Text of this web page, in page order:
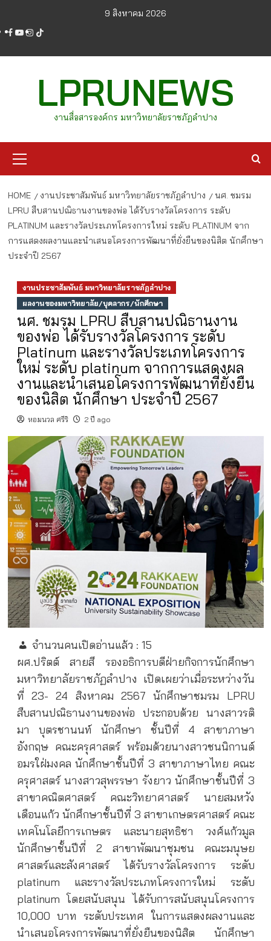
content
9 สิงหาคม 2026
facebook
youtube
instagram
tiktok
LPRUNEWS
งานสื่อสารองค์กร มหาวิทยาลัยราชภัฏลำปาง
Menu
HOME งานประชาสัมพันธ์ มหาวิทยาลัยราชภัฏลำปาง
นศ. ชมรม
LPRU สืบสานปณิธานงานของพ่อ ได้รับรางวัลโครงการ ระดับ
PLATINUM และรางวัลประเภทโครงการใหม่ ระดับ PLATINUM จาก
การแสดงผลงานและนำเสนอโครงการพัฒนาที่ยั่งยืนของนิสิต นักศึกษา
ประจำปี 2567
งานประชาสัมพันธ์ มหาวิทยาลัยราชภัฏลำปาง
ผลงานของมหาวิทยาลัย/บุคลากร/นักศึกษา
นศ. ชมรม LPRU สืบสานปณิธานงาน
ของพ่อ ได้รับรางวัลโครงการ ระดับ
Platinum และรางวัลประเภทโครงการ
ใหม่ ระดับ platinum จากการแสดงผล
งานและนำเสนอโครงการพัฒนาที่ยั่งยืน
ของนิสิต นักศึกษา ประจำปี 2567
หอมนวล ศรีริ 2 ปี ago
จำนวนคนเปิดอ่านแล้ว : 15
ผศ.ปริตต์ สายสี รองอธิการบดีฝ่ายกิจการนักศึกษา
มหาวิทยาลัยราชภัฏลำปาง เปิดเผยว่าเมื่อระหว่างวัน
ที่ 23- 24 สิงหาคม 2567 นักศึกษาชมรม LPRU
สืบสานปณิธานงานของพ่อ ประกอบด้วย นางสาวรติ
มา บุตรชานนท์ นักศึกษา ชั้นปีที่ 4 สาขาภาษา
อังกฤษ คณะครุศาสตร์ พร้อมด้วยนางสาวชนนิกานต์
อมรใฝ่มงคล นักศึกษาชั้นปีที่ 3 สาขาภาษาไทย คณะ
ครุศาสตร์ นางสาวสุพรรษา รังยาว นักศึกษาชั้นปีที่ 3
สาขาคณิตศาสตร์ คณะวิทยาศาสตร์ นายสมหวัง
เดือนแก้ว นักศึกษาชั้นปีที่ 3 สาขาเกษตรศาสตร์ คณะ
เทคโนโลยีการเกษตร และนายสุทธิชา วงศ์แก้วมูล
นักศึกษาชั้นปีที่ 2 สาขาพัฒนาชุมชน คณะมนุษย
ศาสตร์และสังศาสตร์ ได้รับรางวัลโครงการ ระดับ
platinum และรางวัลประเภทโครงการใหม่ ระดับ
platinum โดยสนับสนุน ได้รับการสนับสนุนโครงการ
10,000 บาท ระดับประเทศ ในการแสดงผลงานและ
นำเสนอโครงการพัฒนาที่ยั่งยืนของนิสิต นักศึกษา